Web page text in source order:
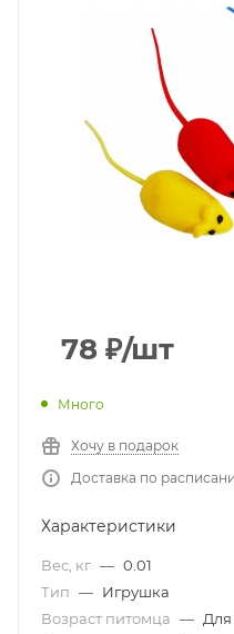
78 ₽/шт
Много
Хочу в подарок
Доставка по
Характеристики
Вес, кг — 0.01
Тип — Игрушка
Возраст питомца — Для